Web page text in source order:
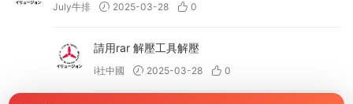
July牛排 2025-03-28 0
請用rar 解壓工具解壓
i社中國 2025-03-28 0